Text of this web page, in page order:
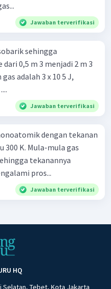
Jawaban terverifikasi
sehingga
0,5 m 3 menjadi 2 m 3
adalah 3 x 10 5 J,
Jawaban terverifikasi
dengan tekanan
300 K. Mula-mula gas
tekanannya
pros...
Jawaban terverifikasi
HQ
Selatan, Tebet, Kota Jakarta